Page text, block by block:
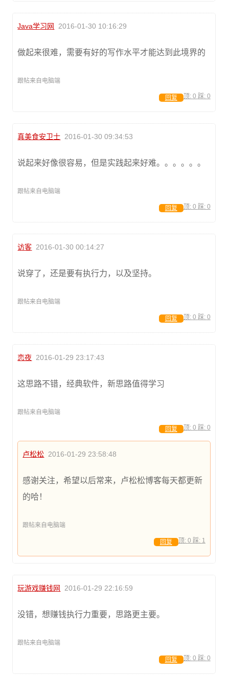
Java学习网 2016-01-30 10:16:29
做起来很难，需要有好的写作水平才能达到此境界的
跟帖来自电脑端
顶: 0 踩: 0
回复
真美食安卫士 2016-01-30 09:34:53
说起来好像很容易，但是实践起来好难。。。。。。
跟帖来自电脑端
顶: 0 踩: 0
回复
访客 2016-01-30 00:14:27
说穿了，还是要有执行力，以及坚持。
跟帖来自电脑端
顶: 0 踩: 0
回复
恋夜 2016-01-29 23:17:43
这思路不错，经典软件，新思路值得学习
跟帖来自电脑端
顶: 0 踩: 0
回复
卢松松 2016-01-29 23:58:48
感谢关注，希望以后常来，卢松松博客每天都更新
的哈！
跟帖来自电脑端
顶: 0 踩: 1
回复
玩游戏赚钱网 2016-01-29 22:16:59
没错，想赚钱执行力重要，思路更主要。
跟帖来自电脑端
顶: 0 踩: 0
回复